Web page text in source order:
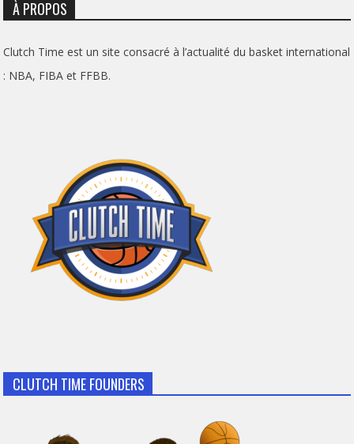
À PROPOS
Clutch Time est un site consacré à l’actualité du basket international
: NBA, FIBA et FFBB.
CLUTCH TIME FOUNDERS